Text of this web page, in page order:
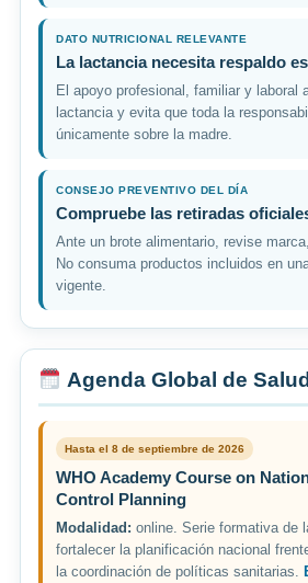
DATO NUTRICIONAL RELEVANTE
La lactancia necesita respaldo
El apoyo profesional, familiar y laboral
lactancia y evita que toda la
únicamente sobre la madre.
CONSEJO PREVENTIVO DEL DÍA
Compruebe las retiradas
Ante un brote alimentario, revise
No consuma productos incluidos en
vigente.
Agenda Global de Salud
Hasta el 8 de septiembre de 2026
WHO Academy Course on
Control Planning
Modalidad: online. Serie formativa de
fortalecer la planificación nacional
la coordinación de políticas sanitarias.